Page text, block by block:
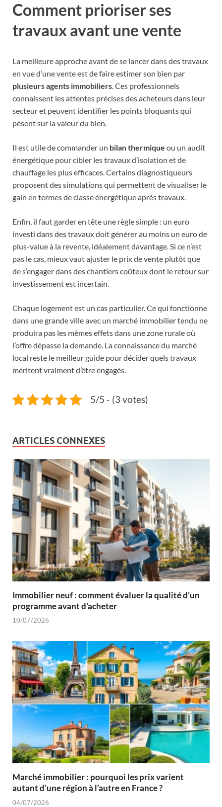
Comment prioriser ses
travaux avant une vente
La meilleure approche avant de se lancer dans des travaux
en vue d’une vente est de faire estimer son bien par
plusieurs agents immobiliers. Ces professionnels
connaissent les attentes précises des acheteurs dans leur
secteur et peuvent identifier les points bloquants qui
pèsent sur la valeur du bien.
Il est utile de commander un bilan thermique ou un audit
énergétique pour cibler les travaux d’isolation et de
chauffage les plus efficaces. Certains diagnostiqueurs
proposent des simulations qui permettent de visualiser le
gain en termes de classe énergétique après travaux.
Enfin, il faut garder en tête une règle simple : un euro
investi dans des travaux doit générer au moins un euro de
plus-value à la revente, idéalement davantage. Si ce n’est
pas le cas, mieux vaut ajuster le prix de vente plutôt que
de s’engager dans des chantiers coûteux dont le retour sur
investissement est incertain.
Chaque logement est un cas particulier. Ce qui fonctionne
dans une grande ville avec un marché immobilier tendu ne
produira pas les mêmes effets dans une zone rurale où
l’offre dépasse la demande. La connaissance du marché
local reste le meilleur guide pour décider quels travaux
méritent vraiment d’être engagés.
5/5 - (3 votes)
ARTICLES CONNEXES
Immobilier neuf : comment évaluer la qualité d’un
programme avant d’acheter
10/07/2026
Marché immobilier : pourquoi les prix varient
autant d’une région à l’autre en France ?
04/07/2026